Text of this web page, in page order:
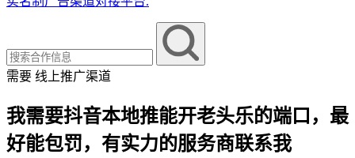
需要 线上推广渠道
我需要抖音本地推能开老头乐的端口，最
好能包罚，有实力的服务商联系我